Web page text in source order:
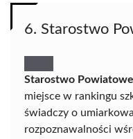
6. Starostwo
Starostwo
miejsce w rankingu
świadczy o
rozpoznawalności